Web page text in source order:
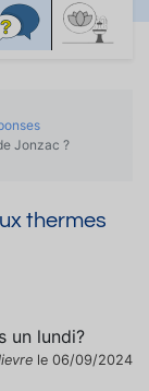
Jonzac ?
thermes
un lundi?
le 06/09/2024